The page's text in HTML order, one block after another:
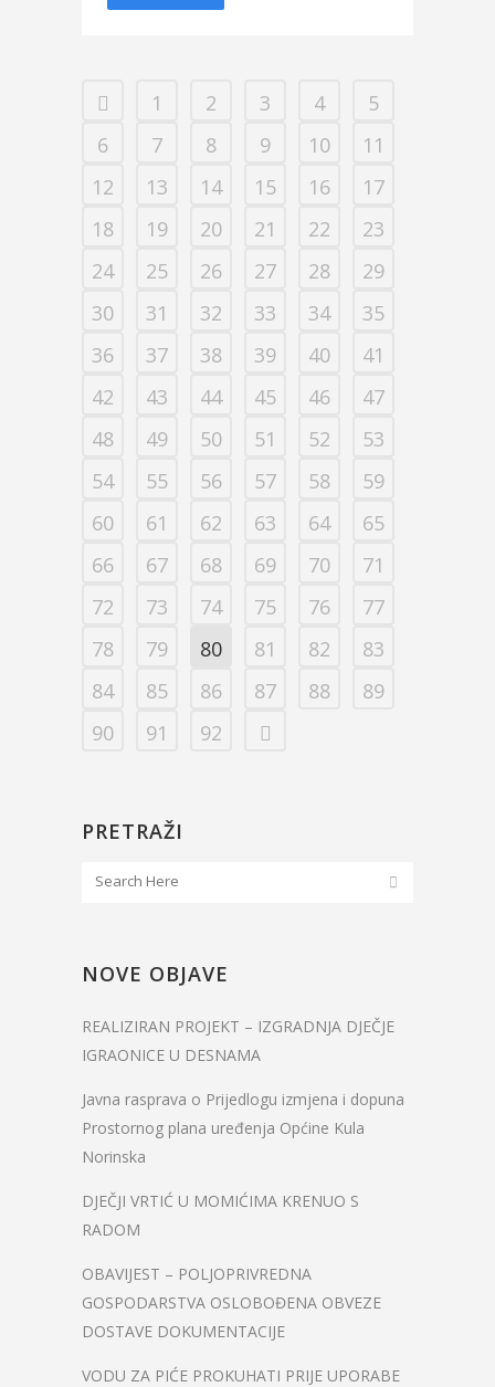
1 2 3 4
5
6
7 8 9 10
11
12
13 14 15 16
17
18
19 20 21 22
23
24
25 26 27 28
29
30
31 32 33 34
35
36
37 38 39 40
41
42
43 44 45 46
47
48
49 50 51 52
53
54
55 56 57 58
59
60
61 62 63 64
65
66
67 68 69 70
71
72
73 74 75 76
77
78
79 80 81 82
83
84
85 86 87 88
89
90
91 92
PRETRAŽI
NOVE OBJAVE
REALIZIRAN PROJEKT – IZGRADNJA DJEČJE
IGRAONICE U DESNAMA
Javna rasprava o Prijedlogu izmjena i dopuna
Prostornog plana uređenja Općine Kula
Norinska
DJEČJI VRTIĆ U MOMIĆIMA KRENUO S
RADOM
OBAVIJEST – POLJOPRIVREDNA
GOSPODARSTVA OSLOBOĐENA OBVEZE
DOSTAVE DOKUMENTACIJE
VODU ZA PIĆE PROKUHATI PRIJE UPORABE